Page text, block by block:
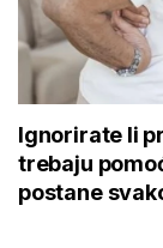
Ignorirate li
trebaju
postane